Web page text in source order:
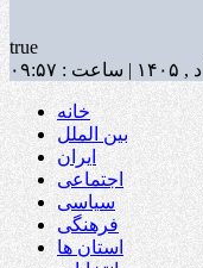
true
خانه
بین الملل
ایران
اجتماعی
سیاسی
فرهنگی
استان ها